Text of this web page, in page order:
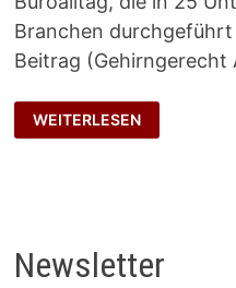
Branchen durchgeführt
Beitrag
ZEITVERSCHWENDUNG
WEITERLESEN
Newsletter